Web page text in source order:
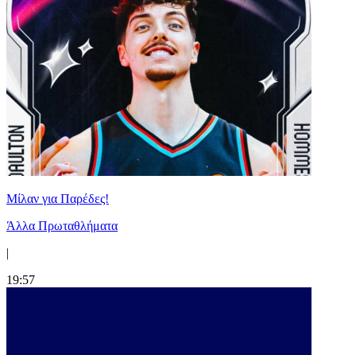
Μίλαν για Παρέδες!
Άλλα Πρωταθλήματα
|
19:57